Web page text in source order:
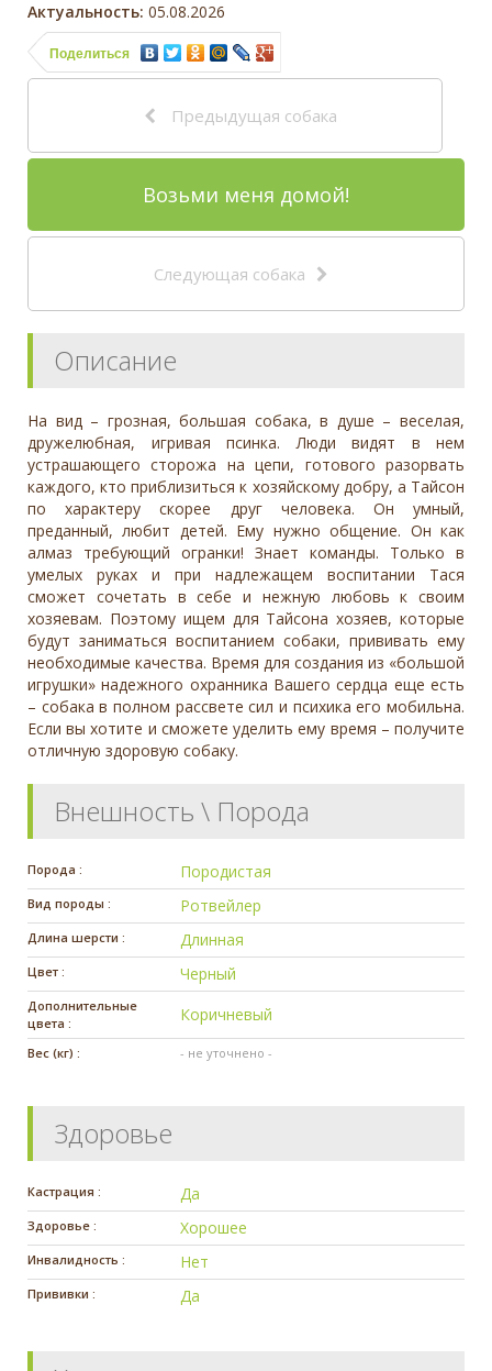
Актуальность: 05.08.2026
Поделиться
Предыдущая собака
Возьми меня домой!
Следующая собака
Описание
На вид – грозная, большая собака, в душе – веселая,
дружелюбная, игривая псинка. Люди видят в нем
устрашающего сторожа на цепи, готового разорвать
каждого, кто приблизиться к хозяйскому добру, а Тайсон
по характеру скорее друг человека. Он умный,
преданный, любит детей. Ему нужно общение. Он как
алмаз требующий огранки! Знает команды. Только в
умелых руках и при надлежащем воспитании Тася
сможет сочетать в себе и нежную любовь к своим
хозяевам. Поэтому ищем для Тайсона хозяев, которые
будут заниматься воспитанием собаки, прививать ему
необходимые качества. Время для создания из «большой
игрушки» надежного охранника Вашего сердца еще есть
– собака в полном рассвете сил и психика его мобильна.
Если вы хотите и сможете уделить ему время – получите
отличную здоровую собаку.
Внешность \ Порода
Порода : Породистая
Вид породы : Ротвейлер
Длина шерсти : Длинная
Цвет : Черный
Дополнительные
цвета :
Коричневый
Вес (кг) : - не уточнено -
Здоровье
Кастрация : Да
Здоровье : Хорошее
Инвалидность : Нет
Прививки : Да